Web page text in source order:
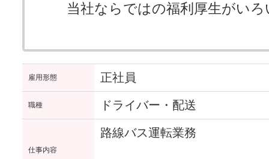
当社ならではの福利厚生がい
雇用形態 正社員
職種 ドライバー・配送
仕事内容
路線バス運転業務